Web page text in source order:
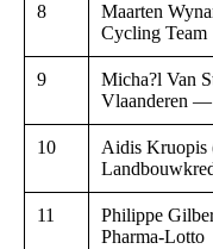
8
Maarten
Cycling Team
9
Micha?l Van
Vlaanderen
10
Aidis Kruopis
11
Philippe
Pharma-Lotto